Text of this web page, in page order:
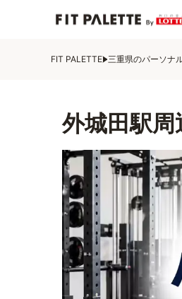
FIT PALETTE 三重県のパーソナ
外城田駅